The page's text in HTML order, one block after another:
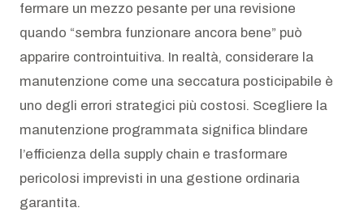
fermare un mezzo pesante per una revisione
quando “sembra funzionare ancora bene” può
apparire controintuitiva. In realtà, considerare la
manutenzione come una seccatura posticipabile è
uno degli errori strategici più costosi. Scegliere la
manutenzione programmata significa blindare
l’efficienza della supply chain e trasformare
pericolosi imprevisti in una gestione ordinaria
garantita.